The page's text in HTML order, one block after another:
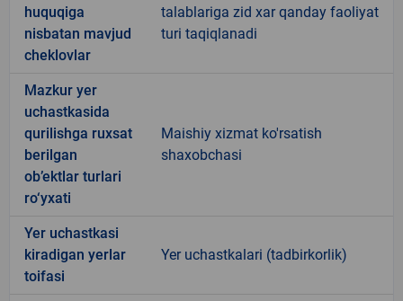
huquqiga
nisbatan mavjud
cheklovlar
talablariga zid xar qanday faoliyat
turi taqiqlanadi
Mazkur yer
uchastkasida
qurilishga ruxsat
berilgan
ob’ektlar turlari
ro‘yxati
Maishiy xizmat ko'rsatish
shaxobchasi
Yer uchastkasi
kiradigan yerlar
toifasi
Yer uchastkalari (tadbirkorlik)